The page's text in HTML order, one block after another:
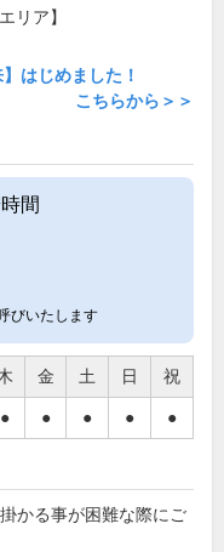
リア】
はじめました！
こちらから＞＞
間
びいたします
金 土 日 祝
● ● ● ● ●
かる事が困難な際にご